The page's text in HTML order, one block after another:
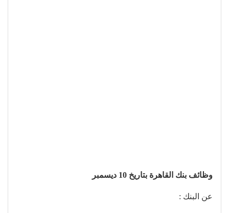
وظائف بنك القاهرة بتاريخ 10 ديسمبر
عن البنك :